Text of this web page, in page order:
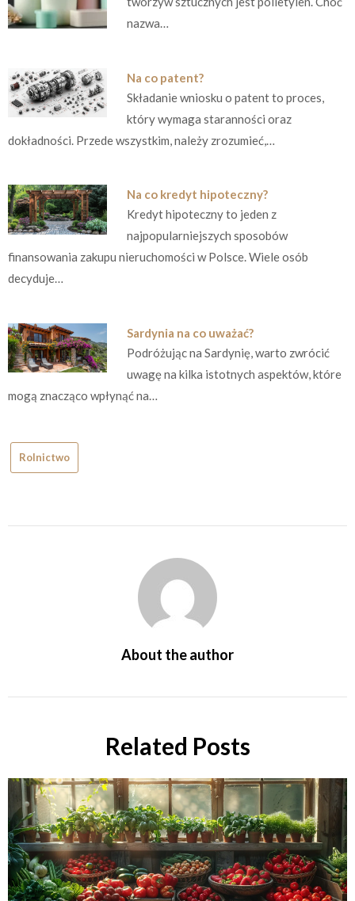
nazwa…
Na co patent?
Składanie wniosku o patent to proces,
który wymaga staranności oraz
dokładności. Przede wszystkim, należy zrozumieć,…
Na co kredyt hipoteczny?
Kredyt hipoteczny to jeden z
najpopularniejszych sposobów
finansowania zakupu nieruchomości w Polsce. Wiele osób
decyduje…
Sardynia na co uważać?
Podróżując na Sardynię, warto zwrócić
uwagę na kilka istotnych aspektów, które
mogą znacząco wpłynąć na…
Rolnictwo
About the author
Related Posts